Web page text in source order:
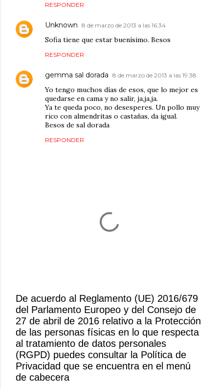
RESPONDER
Unknown 8 de marzo de 2013 a las 16:34
Sofia tiene que estar buenísimo. Besos
RESPONDER
gemma sal dorada 8 de marzo de 2013 a las 19:38
Yo tengo muchos días de esos, que lo mejor es
quedarse en cama y no salir, ja,ja,ja.
Ya te queda poco, no desesperes. Un pollo muy
rico con almendritas o castañas, da igual.
Besos de sal dorada
RESPONDER
P
u
b
l
i
c
a
De acuerdo al Reglamento (UE) 2016/679
del Parlamento Europeo y del Consejo de
27 de abril de 2016 relativo a la Protección
de las personas físicas en lo que respecta
al tratamiento de datos personales
(RGPD) puedes consultar la Política de
Privacidad que se encuentra en el menú
de cabecera